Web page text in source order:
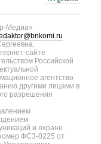
Медиа»
сайте
Российской
агентство
другими лицами в
разрешения
и охране
ФС3-0225 от